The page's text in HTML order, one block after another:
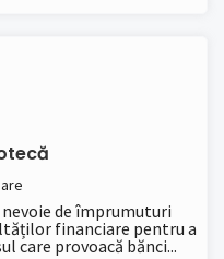
de împrumuturi
financiare pentru a
care provoacă bănci...